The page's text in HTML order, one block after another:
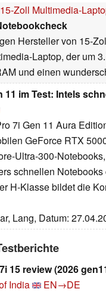
Zoll Multimedia-
Hersteller von 15-
Laptop, der um
und einen
11 im Test: Intels
7i Gen 11 Aura
GeForce RTX
Ultra-300-
schnellen
H-Klasse bildet die
Lang, Datum:
15 review (2026
India
EN→DE